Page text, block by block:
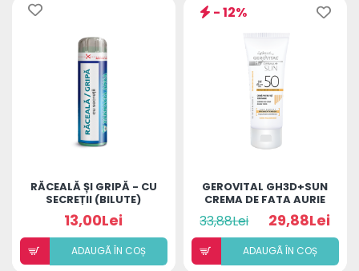
RĂCEALĂ ȘI GRIPĂ - CU
SECREȚII (BILUTE)
13,00Lei
ADAUGÃ ÎN COȘ
- 12%
GEROVITAL GH3D+SUN
CREMA DE FATA AURIE
SPF50 50ML
33,88Lei 29,88Lei
ADAUGÃ ÎN COȘ